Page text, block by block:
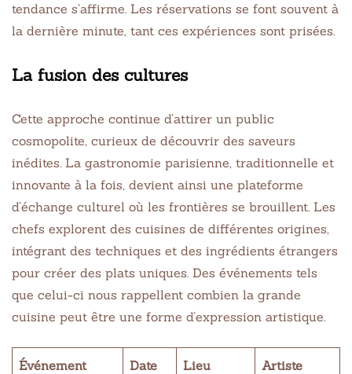
tendance s’affirme. Les réservations se font souvent à
la dernière minute, tant ces expériences sont prisées.
La fusion des cultures
Cette approche continue d’attirer un public
cosmopolite, curieux de découvrir des saveurs
inédites. La gastronomie parisienne, traditionnelle et
innovante à la fois, devient ainsi une plateforme
d’échange culturel où les frontières se brouillent. Les
chefs explorent des cuisines de différentes origines,
intégrant des techniques et des ingrédients étrangers
pour créer des plats uniques. Des événements tels
que celui-ci nous rappellent combien la grande
cuisine peut être une forme d’expression artistique.
Événement Date Lieu Artiste